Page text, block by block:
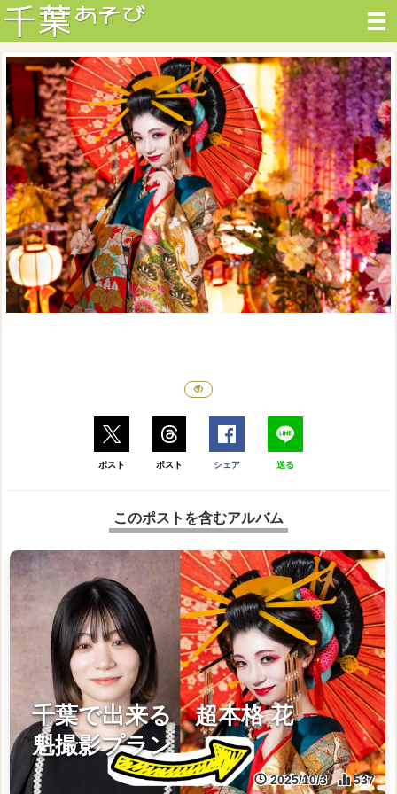
ポスト ポスト シェア 送る
このポストを含むアルバム
千葉で出来る 超本格 花
魁撮影プラン
2025/10/3 537